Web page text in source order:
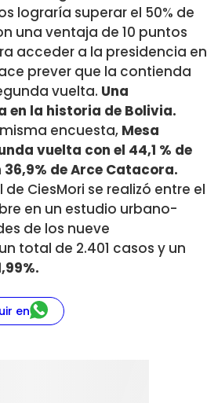
lograría superar el 50% de
una ventaja de 10 puntos
acceder a la presidencia en
prever que la contienda
vuelta. Una
la historia de Bolivia.
encuesta, Mesa
vuelta con el 44,1 % de
de Arce Catacora.
CiesMori se realizó entre el
en un estudio urbano-
de los nueve
total de 2.401 casos y un
en